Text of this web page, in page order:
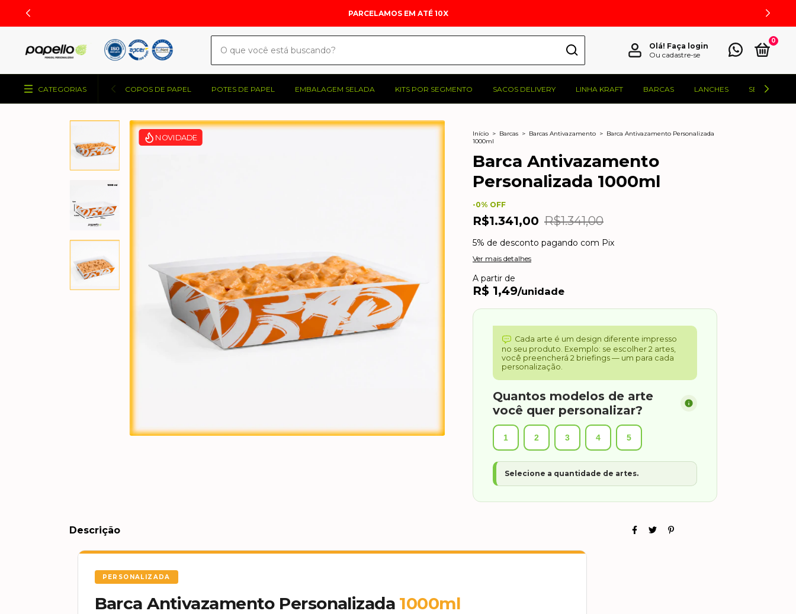
ENTREGAMOS PARA TODO O BRASIL
Olá! Faça login
Ou cadastre-se
0
CATEGORIAS COPOS DE PAPEL POTES DE PAPEL EMBALAGEM SELADA KITS POR SEGMENTO SACOS DELIVERY LINHA KRAFT BARCAS LANCHES SELADORAS
NOVIDADE Início > Barcas > Barcas Antivazamento > Barca Antivazamento Personalizada
1000ml
Barca Antivazamento
Personalizada 1000ml
-0% OFF
R$1.341,00 R$1.341,00
5% de desconto pagando com Pix
Ver mais detalhes
A partir de
R$ 1,49/unidade
Cada arte é um design diferente impresso
no seu produto. Exemplo: se escolher 2 artes,
você preencherá 2 briefings — um para cada
personalização.
Quantos modelos de arte
você quer personalizar?
1 2 3 4 5
Selecione a quantidade de artes.
Descrição
PERSONALIZADA
Barca Antivazamento Personalizada 1000ml